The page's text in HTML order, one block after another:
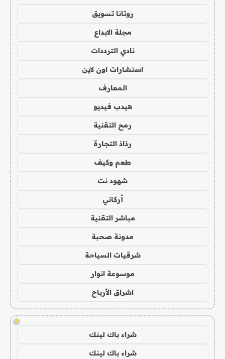
روتانا تسويق
مجلة الابداع
نادي الترددات
استشارات اون لاين
المعارف
هيدب فيديو
رمح التقنية
رذاذ التجارة
طعم وكيف
شهود نت
أركاني
مباشر التقنية
مدونة صحبة
شرقيات السياحة
موسوعة انوار
اشراق الأرباح
!
شراء باك لينك
شراء باك لينك